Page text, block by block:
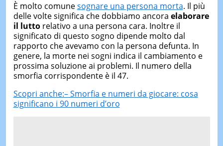
È molto comunesognare una persona morta. Il più
delle volte significa che dobbiamo ancora elaborare
il lutto relativo a una persona cara. Inoltre il
significato di questo sogno dipende molto dal
rapporto che avevamo con la persona defunta. In
genere, la morte nei sogni indica il cambiamento e
prossima soluzione ai problemi. Il numero della
smorfia corrispondente è il 47.
Scopri anche:– Smorfia e numeri da giocare: cosa
significano i 90 numeri d’oro